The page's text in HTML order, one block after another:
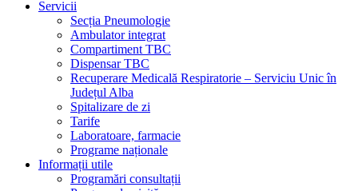
Servicii
Secția Pneumologie
Ambulator integrat
Compartiment TBC
Dispensar TBC
Recuperare Medicală Respiratorie – Serviciu Unic în
Județul Alba
Spitalizare de zi
Tarife
Laboratoare, farmacie
Programe naționale
Informații utile
Programări consultații